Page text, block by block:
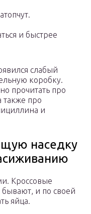
и быстрее
слабый
коробку.
прочитать про
также про
и
наседку
Кроссовые
и по своей
яйца.